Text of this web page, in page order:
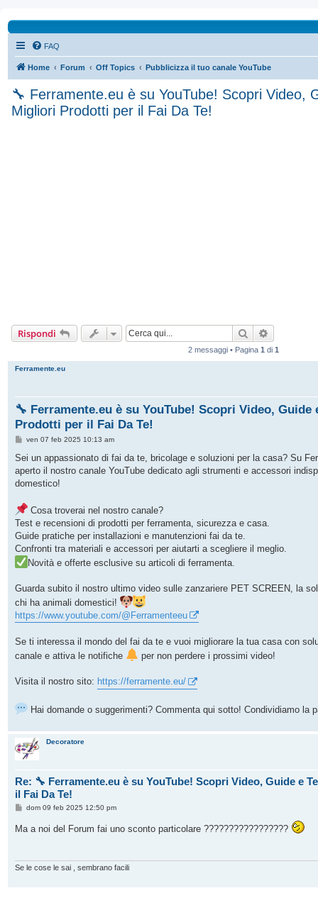
FAQ
Home Forum Off Topics Pubblicizza il tuo canale YouTube
🔧 Ferramente.eu è su YouTube! Scopri Video,
Migliori Prodotti per il Fai Da Te!
Rispondi Cerca
2 messaggi • Pagina 1 di 1
Ferramente.eu
🔧 Ferramente.eu è su YouTube! Scopri Video,
Prodotti per il Fai Da Te!
M
s
a
g
o
ven 07 feb 2025 10:13 am
Sei un appassionato di fai da te, bricolage e soluzioni per la casa? Su
aperto il nostro canale YouTube dedicato agli strumenti e accessori
domestico!
Cosa troverai nel nostro canale?
Test e recensioni di prodotti per ferramenta, sicurezza e casa.
Guide pratiche per installazioni e manutenzioni fai da te.
Confronti tra materiali e accessori per aiutarti a scegliere il meglio.
Novità e offerte esclusive su articoli di ferramenta.
Guarda subito il nostro ultimo video sulle zanzariere PET SCREEN, la
chi ha animali domestici!
https://www.youtube.com/@Ferramenteeu
Se ti interessa il mondo del fai da te e vuoi migliorare la tua casa con
canale e attiva le notifiche
per non perdere i prossimi video!
Visita il nostro sito: https://ferramente.eu/
Hai domande o suggerimenti? Commenta qui sotto! Condividiamo la
Decoratore
Re: 🔧 Ferramente.eu è su YouTube! Scopri Video, Guide e
il Fai Da Te!
M
s
i
dom 09 feb 2025 12:50 pm
Ma a noi del Forum fai uno sconto particolare ?????????????????
Se le cose le sai , sembrano facili